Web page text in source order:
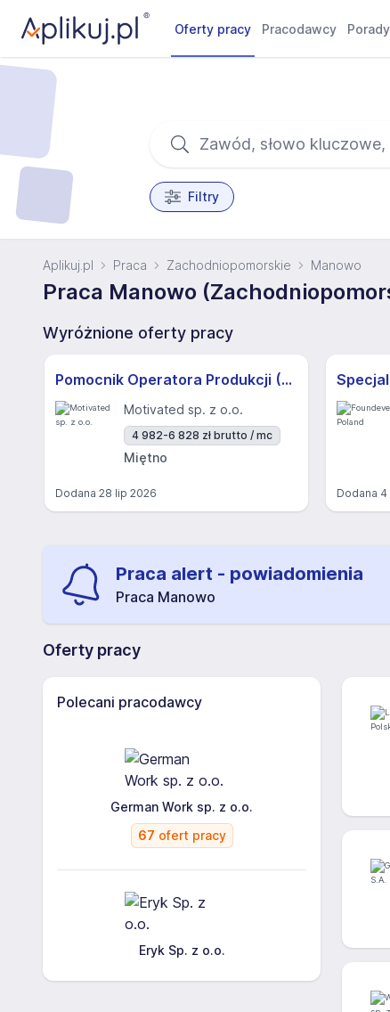
Oferty pracy Pracodawcy Porady
Filtry
Aplikuj.pl Praca Zachodniopomorskie Manowo
Praca Manowo
Wyróżnione oferty pracy
Pomocnik Operatora Produkcji (K/M)
Motivated sp. z o.o.
4 982-6 828 zł brutto / mc
Miętno
Dodana 28 lip 2026 Dodana 4
Praca alert - powiadomienia
Praca Manowo
Oferty pracy
Polecani pracodawcy
German Work sp. z o.o.
67 ofert pracy
Eryk Sp. z o.o.